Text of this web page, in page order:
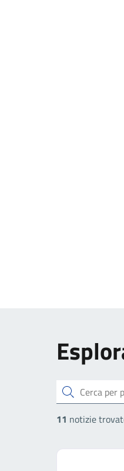
Cerca
11 notizie